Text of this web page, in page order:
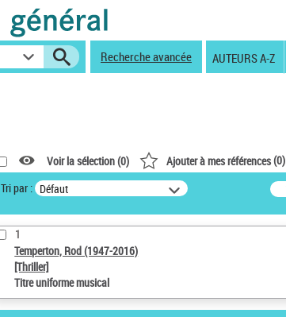
Recherche avancée AUTEURS A-Z
Voir la sélection (0) Ajouter à mes références(0)
Tri par : Défaut
1
Temperton, Rod (1947-2016)
[Thriller]
Titre uniforme musical